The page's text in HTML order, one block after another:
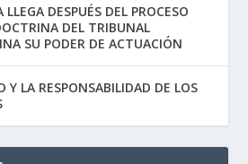
DESPUÉS DEL PROCESO
DEL TRIBUNAL
SU PODER DE ACTUACIÓN
Y LA RESPONSABILIDAD DE LOS